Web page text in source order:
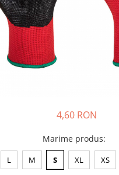
LUCRU
DE LUCRU
CAPISOANE
4,60 RON
Marime produs:
L M S XL XS